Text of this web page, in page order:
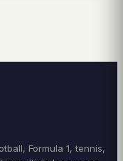
Formula 1, tennis,